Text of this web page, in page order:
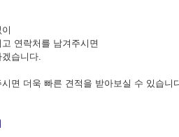
연락처를 남겨주시면
습니다.
면 더욱 빠른 견적을 받아보실 수 있습니